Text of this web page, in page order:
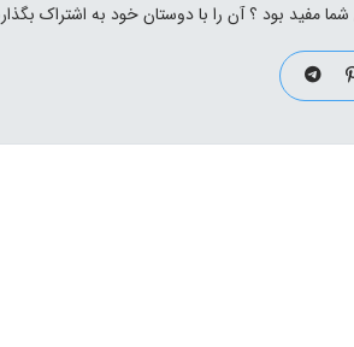
شما مفید بود ؟ آن را با دوستان خود به اشتراک